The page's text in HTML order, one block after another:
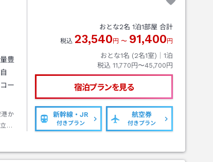
豊
ー
か
駅
おとな2名 1泊1部屋 合計
税込 23,540 円 〜 91,400 円
おとな1名 (2名1室)｜ 1泊
税込 11,770円〜45,700円
宿泊プランを見る
新幹線・JR
付きプラン
航空券
付きプラン